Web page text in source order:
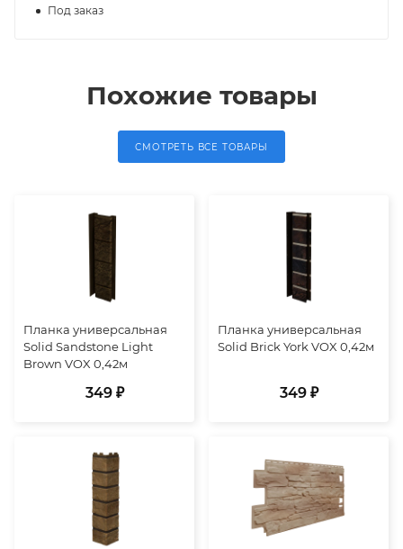
Под заказ
Похожие товары
СМОТРЕТЬ ВСЕ ТОВАРЫ
Планка универсальная
Solid Sandstone Light
Brown VOX 0,42м
349 ₽
Планка универсальная
Solid Brick York VOX 0,42м
349 ₽